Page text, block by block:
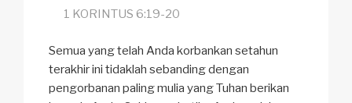
1 KORINTUS 6:19-20
Semua yang telah Anda korbankan setahun
terakhir ini tidaklah sebanding dengan
pengorbanan paling mulia yang Tuhan berikan